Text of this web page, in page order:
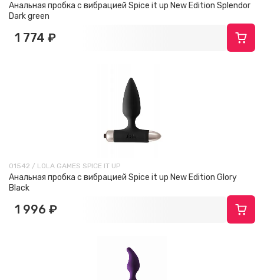
Анальная пробка с вибрацией Spice it up New Edition Splendor
Dark green
1 774 ₽
01542 / LOLA GAMES SPICE IT UP
Анальная пробка с вибрацией Spice it up New Edition Glory
Black
1 996 ₽